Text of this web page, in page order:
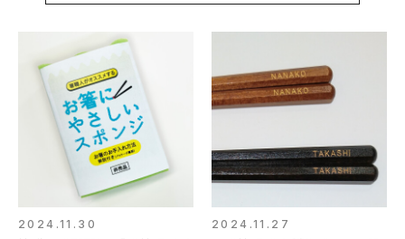
2024.11.30 2024.11.27